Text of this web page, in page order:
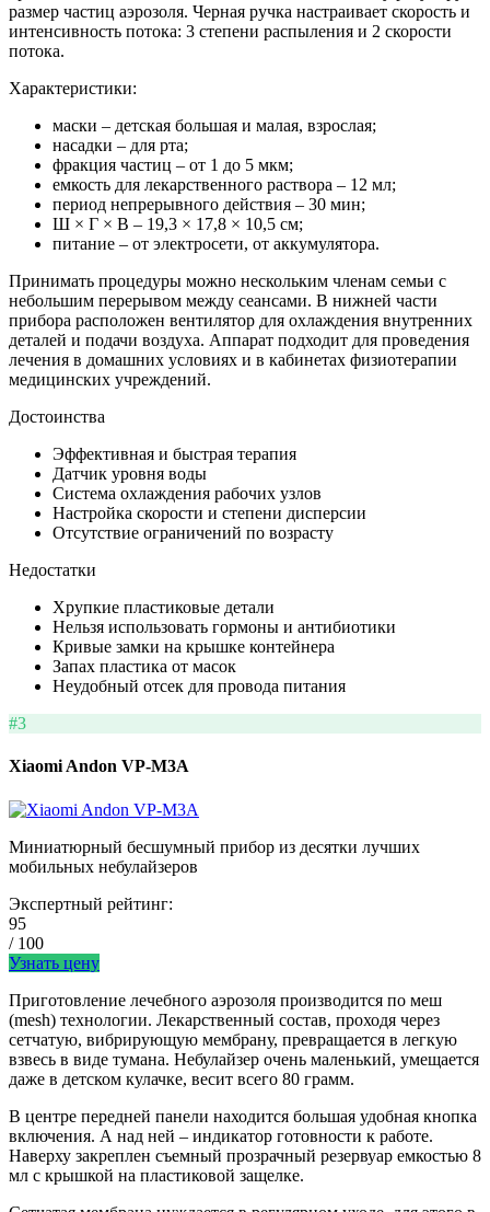
размер частиц аэрозоля. Черная ручка настраивает скорость и
интенсивность потока: 3 степени распыления и 2 скорости
потока.
Характеристики:
маски – детская большая и малая, взрослая;
насадки – для рта;
фракция частиц – от 1 до 5 мкм;
емкость для лекарственного раствора – 12 мл;
период непрерывного действия – 30 мин;
Ш × Г × В – 19,3 × 17,8 × 10,5 см;
питание – от электросети, от аккумулятора.
Принимать процедуры можно нескольким членам семьи с
небольшим перерывом между сеансами. В нижней части
прибора расположен вентилятор для охлаждения внутренних
деталей и подачи воздуха. Аппарат подходит для проведения
лечения в домашних условиях и в кабинетах физиотерапии
медицинских учреждений.
Достоинства
Эффективная и быстрая терапия
Датчик уровня воды
Система охлаждения рабочих узлов
Настройка скорости и степени дисперсии
Отсутствие ограничений по возрасту
Недостатки
Хрупкие пластиковые детали
Нельзя использовать гормоны и антибиотики
Кривые замки на крышке контейнера
Запах пластика от масок
Неудобный отсек для провода питания
#3
Xiaomi Andon VP-M3A
Миниатюрный бесшумный прибор из десятки лучших
мобильных небулайзеров
Экспертный рейтинг:
95
/ 100
Узнать цену
Приготовление лечебного аэрозоля производится по меш
(mesh) технологии. Лекарственный состав, проходя через
сетчатую, вибрирующую мембрану, превращается в легкую
взвесь в виде тумана. Небулайзер очень маленький, умещается
даже в детском кулачке, весит всего 80 грамм.
В центре передней панели находится большая удобная кнопка
включения. А над ней – индикатор готовности к работе.
Наверху закреплен съемный прозрачный резервуар емкостью 8
мл с крышкой на пластиковой защелке.